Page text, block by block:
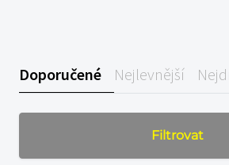
Doporučené Nejlevnější
Filtrovat